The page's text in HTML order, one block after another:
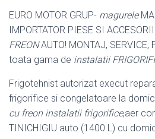
EURO MOTOR GRUP- magurele
IMPORTATOR PIESE SI
FREONAUTO! MONTAJ, SERVICE,
toata gama de instalatii
Frigotehnist autorizat execut
frigorifice si congelatoare la
cu freon instalatii frigorifice,aer
TINICHIGIU auto (1400 L) cu